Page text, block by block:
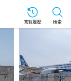
閲覧履歴 検索